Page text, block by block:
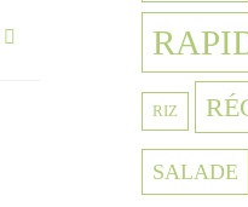
RIZ
SALADE